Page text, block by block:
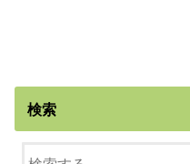
検索